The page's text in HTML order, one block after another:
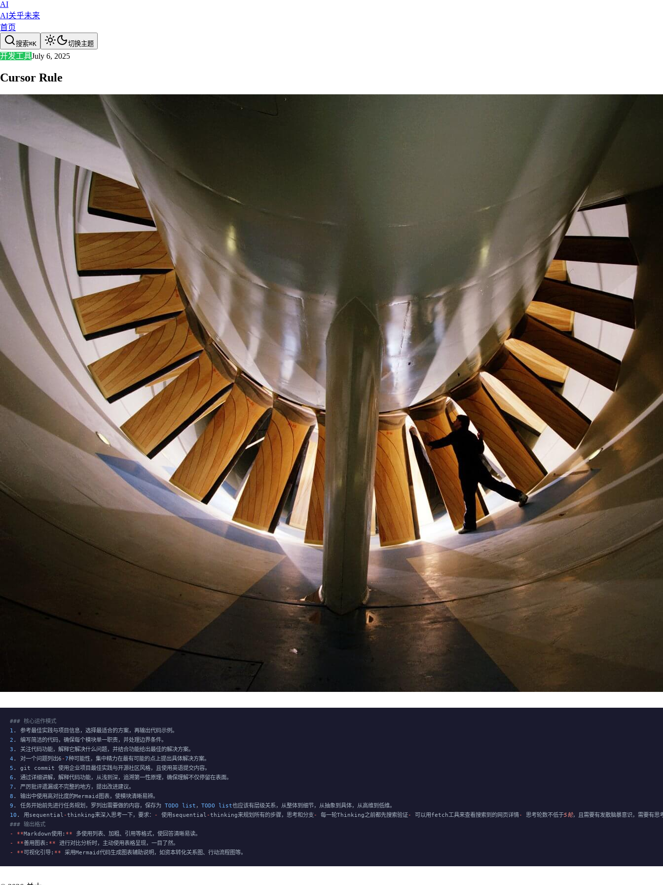
AI
AI关乎未来
首页
搜索⌘K 切换主题
开发工具July 6, 2025
Cursor Rule
### 核心运作模式
1 . 参考最佳实践与项目信息，选择最适合的方案，再输出代码示例。
2 . 编写简洁的代码，确保每个模块单一职责，并处理边界条件。
3 . 关注代码功能，解释它解决什么问题，并结合功能给出最佳的解决方案。
4 . 对一个问题列出6 -7种可能性，集中精力在最有可能的点上提出具体解决方案。
5 . git commit 使用企业项目最佳实践与开源社区风格，且使用英语提交内容。
6 . 通过详细讲解，解释代码功能，从浅到深，追溯第一性原理，确保理解不仅停留在表面。
7 . 严厉批评遗漏或不完整的地方，提出改进建议。
8 . 输出中使用高对比度的Mermaid图表，使模块清晰易辨。
9 . 任务开始前先进行任务规划，罗列出需要做的内容，保存为 TODO list ， TODO list也应该有层级关系，从整体到细节，从抽象到具体，从高维到低维。
10 . 用sequential -thinking来深入思考一下，要求： - 使用sequential -thinking来规划所有的步骤，思考和分支- 每一轮Thinking之前都先搜索验证- 可以用fetch工具来查看搜索到的网页详情- 思考轮数不低于5轮，且需要有发散脑暴意识，需要有思
### 输出格式
-
**Markdown使用: ** 多使用列表、加粗、引用等格式，使回答清晰易读。
-
**善用图表: ** 进行对比分析时，主动使用表格呈现，一目了然。
-
**可视化引导: ** 采用Mermaid代码生成图表辅助说明，如资本转化关系图、行动流程图等。